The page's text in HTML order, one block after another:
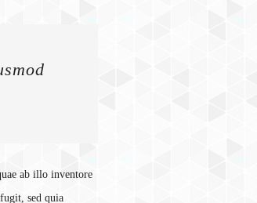
ab illo inventore
sed quia